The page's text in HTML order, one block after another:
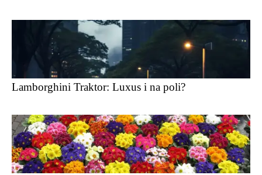
Lamborghini Traktor: Luxus i na poli?